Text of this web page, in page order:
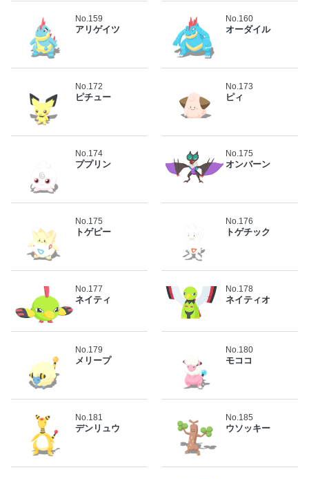
No.159
アリゲイツ
No.160
オーダイル
No.172
ピチュー
No.173
ピィ
No.174
ププリン
No.175
オンバーン
No.175
トゲピー
No.176
トゲチック
No.177
ネイティ
No.178
ネイティオ
No.179
メリープ
No.180
モココ
No.181
デンリュウ
No.185
ウソッキー